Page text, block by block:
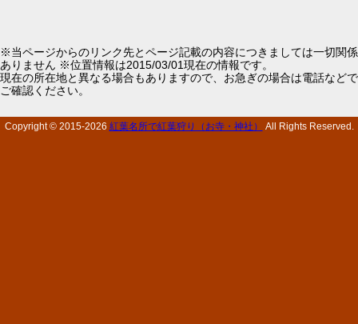
※当ページからのリンク先とページ記載の内容につきましては一切関係
ありません ※位置情報は2015/03/01現在の情報です。
現在の所在地と異なる場合もありますので、お急ぎの場合は電話などで
ご確認ください。
Copyright © 2015-2026 紅葉名所で紅葉狩り（お寺・神社） All Rights Reserved.